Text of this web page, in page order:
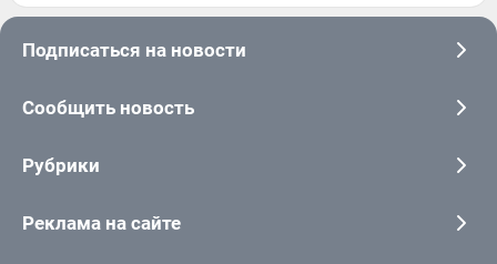
Подписаться на новости
Сообщить новость
Рубрики
Реклама на сайте